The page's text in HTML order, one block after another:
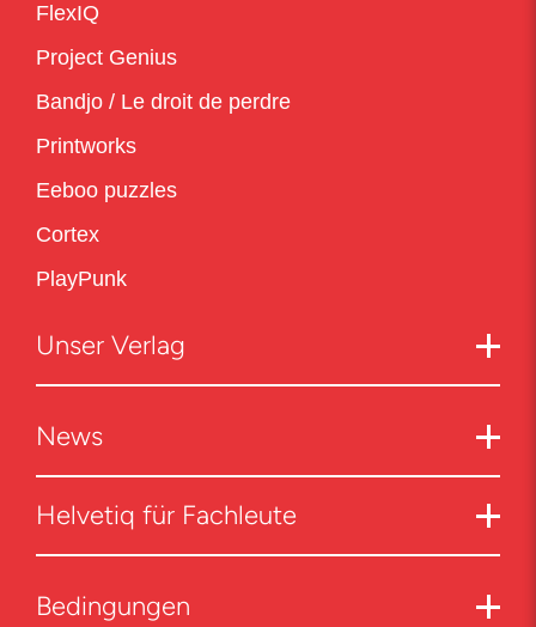
FlexIQ
Project Genius
Bandjo / Le droit de perdre
Printworks
Eeboo puzzles
Cortex
PlayPunk
Unser Verlag
News
Helvetiq für Fachleute
Bedingungen